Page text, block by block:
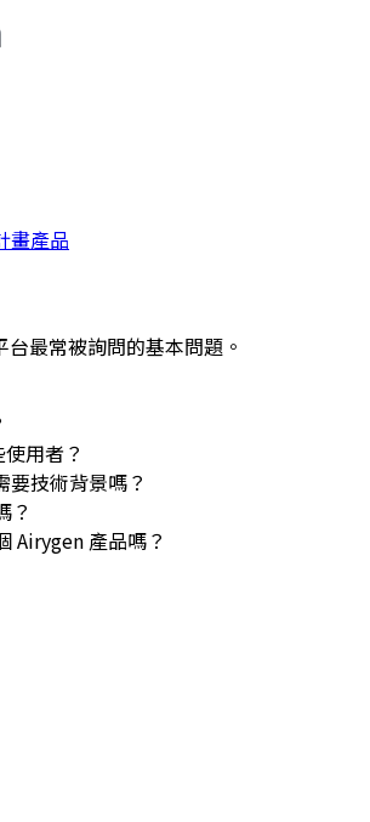
畫產品
最常被詢問的基本問題。
用者？
要技術背景嗎？
？
Airygen 產品嗎？